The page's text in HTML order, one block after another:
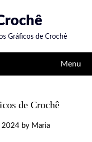
Gráficos de Crochê
Menu
de Crochê
2024by Maria